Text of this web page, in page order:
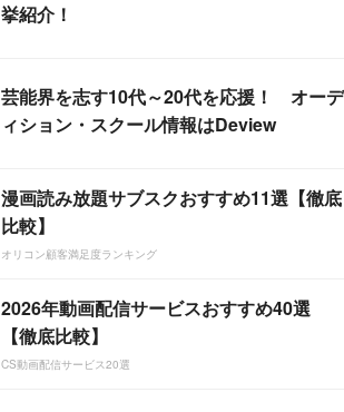
挙紹介！
芸能界を志す10代～20代を応援！ オーデ
ィション・スクール情報はDeview
漫画読み放題サブスクおすすめ11選【徹底
比較】
オリコン顧客満足度ランキング
2026年動画配信サービスおすすめ40選
【徹底比較】
CS動画配信サービス20選